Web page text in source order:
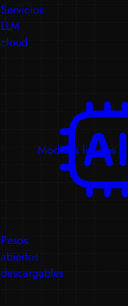
Servicios
LLM
cloud
Modelos locales
Pesos
abiertos
descargables